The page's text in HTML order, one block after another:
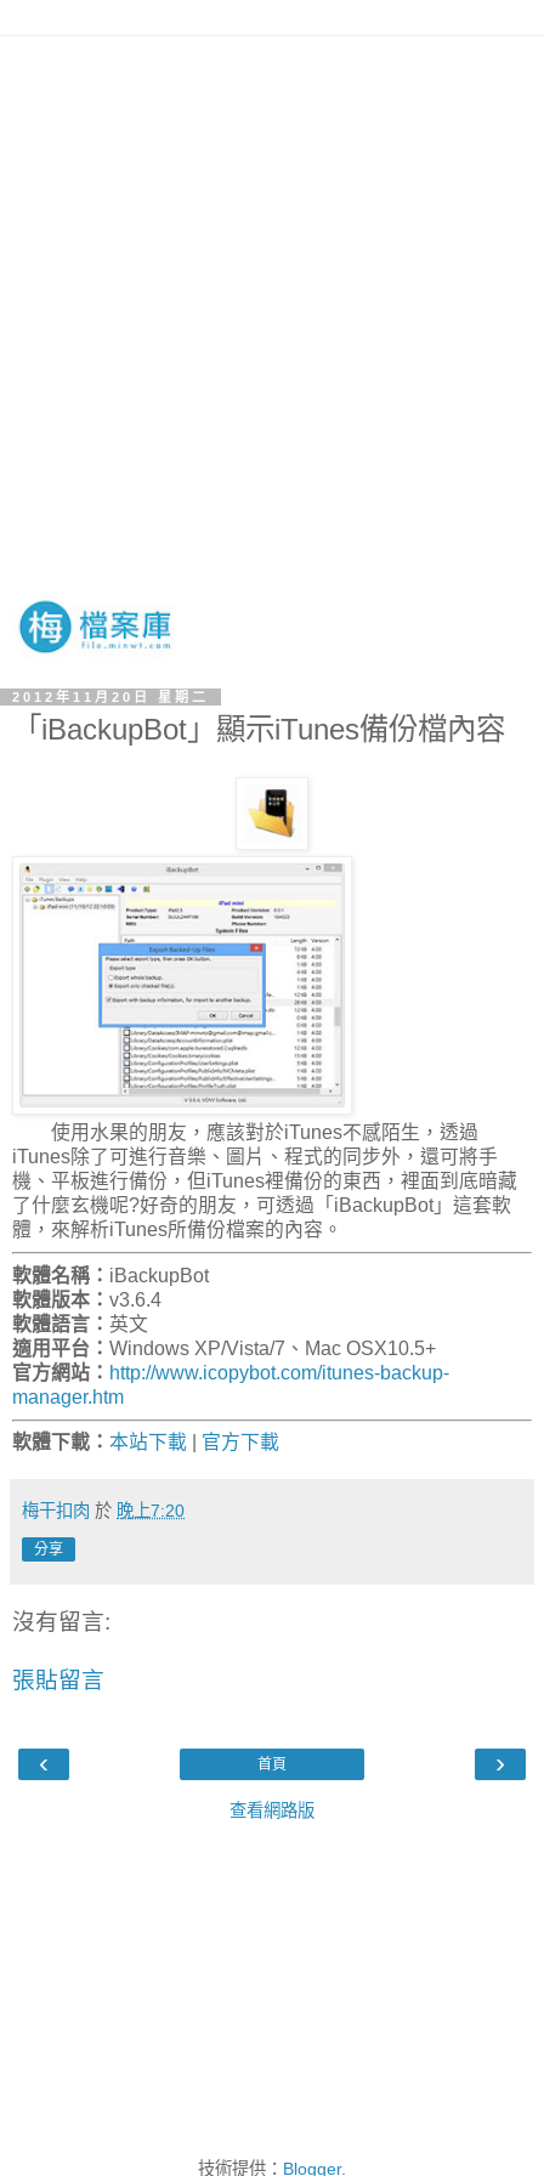
2012年11月20日 星期二
「iBackupBot」顯示iTunes備份檔內容
使用水果的朋友，應該對於iTunes不感陌生，透過
iTunes除了可進行音樂、圖片、程式的同步外，還可將手
機、平板進行備份，但iTunes裡備份的東西，裡面到底暗藏
了什麼玄機呢?好奇的朋友，可透過「iBackupBot」這套軟
體，來解析iTunes所備份檔案的內容。
軟體名稱： iBackupBot
軟體版本： v3.6.4
軟體語言： 英文
適用平台： Windows XP/Vista/7、Mac OSX10.5+
官方網站： http://www.icopybot.com/itunes-backup-
manager.htm
軟體下載： 本站下載 官方下載
梅干扣肉 於 晚上7:20
分享
沒有留言:
張貼留言
‹ ›
首頁
查看網路版
技術提供： Blogger.